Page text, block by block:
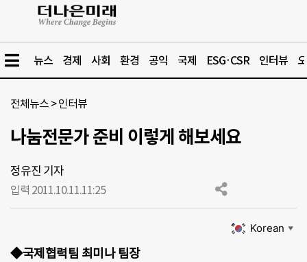
뉴스 경제 사회 환경 공익 국제 ESG·CSR 인터뷰
전체뉴스 >인터뷰
나눔전문가 준비 이렇게 해보세요
정유진 기자
입력 2011.10.11.11:25
Korean ▼
◆국제협력팀 최미나 팀장